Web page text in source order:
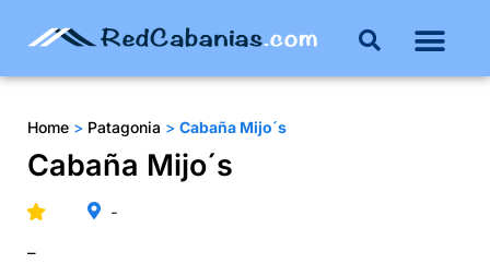
Home > Patagonia > Cabaña Mijo´s
Cabaña Mijo´s
-
–